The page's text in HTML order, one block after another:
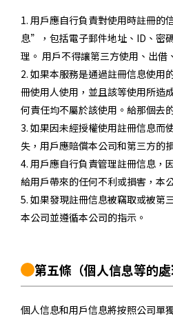
1. 用戶應自行負責對使用時註冊的
息”，包括電子郵件地址、ID、密
理。 用戶不得讓第三方使用、出借
2. 如果本服務是通過註冊信息使用
冊使用人使用，並且該等使用所造
何責任均不屬於該使用。給那個去
3. 如果因未經授權使用註冊信息而
失，用戶應賠償本公司和第三方的
4. 用戶應自行負責管理註冊信息，
給用戶帶來的任何不利或損害，本
5. 如果發現註冊信息被竊取或被第
本公司並遵循本公司的指示。
第五條 （個人信息等的處
個人信息和用戶信息將按照公司